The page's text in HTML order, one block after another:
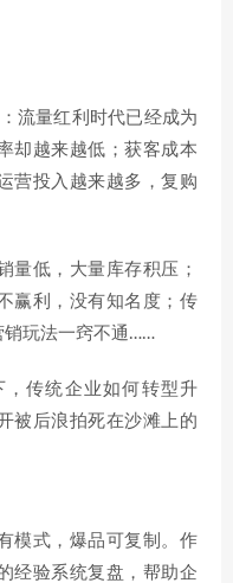
流量红利时代已经成为
却越来越低；获客成本
营投入越来越多，复购
量低，大量库存积压；
赢利，没有知名度；传
销玩法一窍不通……
传统企业如何转型升
被后浪拍死在沙滩上的
模式，爆品可复制。作
经验系统复盘，帮助企